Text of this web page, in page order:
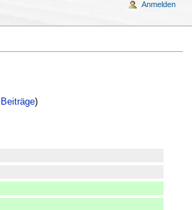
Beiträge)
Anmelden